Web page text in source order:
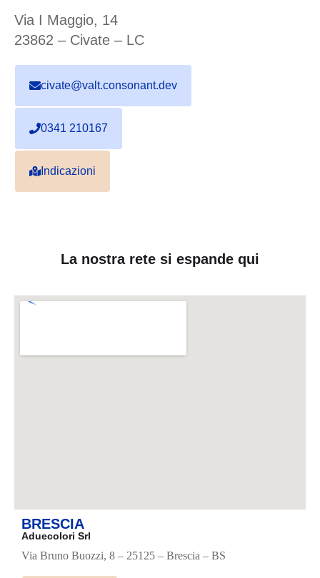
Via I Maggio, 14
23862 – Civate – LC
civate@valt.consonant.dev
0341 210167
Indicazioni
La nostra rete si espande qui
BRESCIA
Aduecolori Srl
Via Bruno Buozzi, 8 – 25125 – Brescia – BS